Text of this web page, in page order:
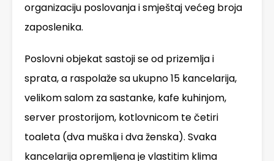
organizaciju poslovanja i smještaj većeg broja
zaposlenika.
Poslovni objekat sastoji se od prizemlja i
sprata, a raspolaže sa ukupno 15 kancelarija,
velikom salom za sastanke, kafe kuhinjom,
server prostorijom, kotlovnicom te četiri
toaleta (dva muška i dva ženska). Svaka
kancelarija opremljena je vlastitim klima